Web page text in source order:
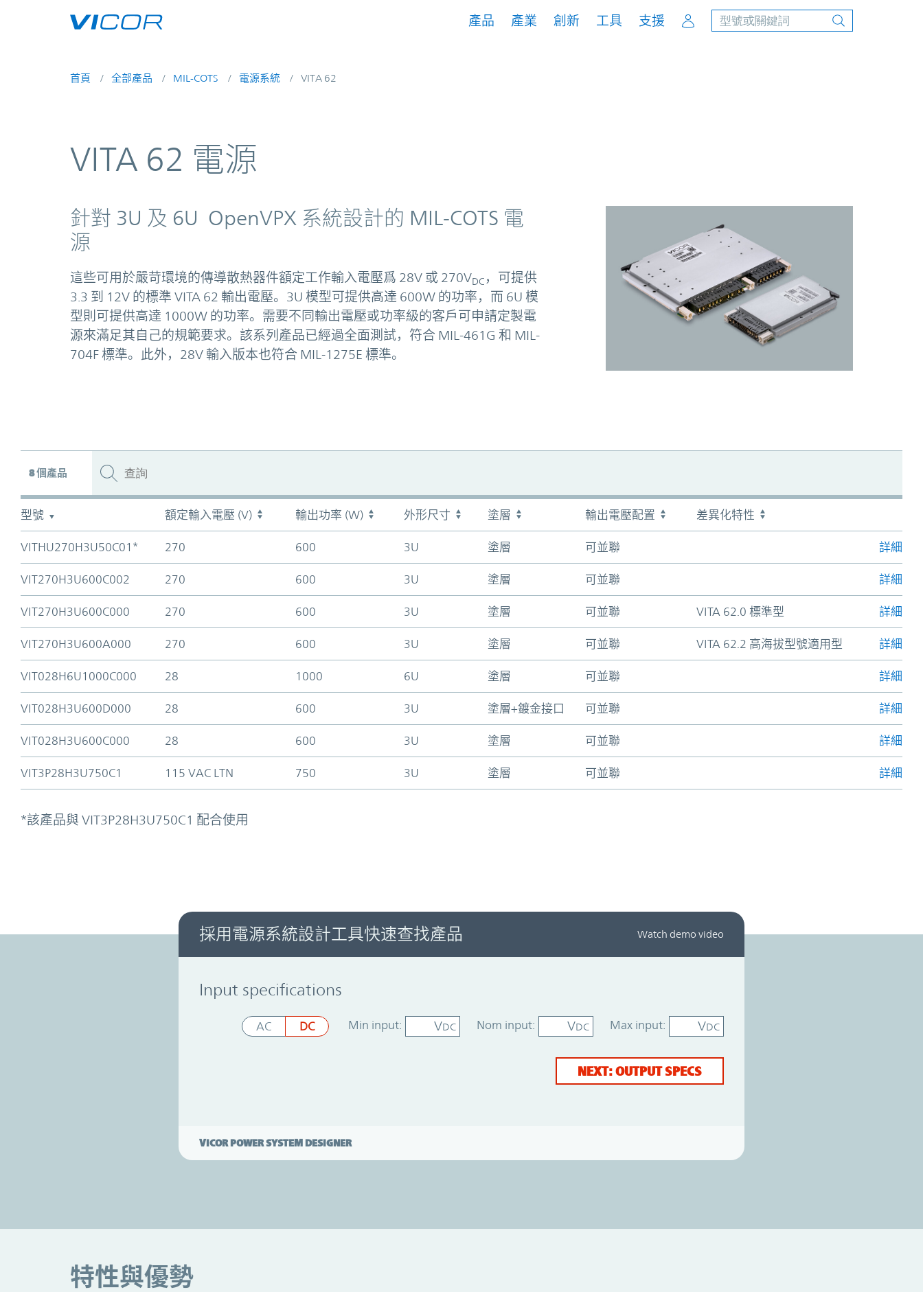
產品 產業 創新 工具 支援 Account
首頁 全部產品 MIL-COTS 電源系統 VITA 62
VITA 62 電源
針對 3U 及 6U OpenVPX 系統設計的 MIL-COTS 電
源
這些可用於嚴苛環境的傳導散熱器件額定工作輸入電壓爲 28V 或 270VDC ，可提供
3.3 到 12V 的標準 VITA 62 輸出電壓。3U 模型可提供高達 600W 的功率，而 6U 模
型則可提供高達 1000W 的功率。需要不同輸出電壓或功率級的客戶可申請定製電
源來滿足其自己的規範要求。該系列產品已經過全面測試，符合 MIL-461G 和 MIL-
704F 標準。此外，28V 輸入版本也符合 MIL-1275E 標準。
8個產品
型號 額定輸入電壓 (V) 輸出功率 (W) 外形尺寸 塗層 輸出電壓配置
差異化特性
加入購
VITHU270H3U50C01*
270 600 3U 塗層 可並聯 詳細
VIT270H3U600C002 270 600 3U 塗層 可並聯 詳細
VIT270H3U600C000 270 600 3U 塗層 可並聯 VITA 62.0 標準型 詳細
VIT270H3U600A000 270 600 3U 塗層 可並聯 VITA 62.2 高海拔型號適用型 詳細
VIT028H6U1000C000 28 1000 6U 塗層 可並聯 詳細
VIT028H3U600D000 28 600 3U 塗層+鍍金接口 可並聯 詳細
VIT028H3U600C000 28 600 3U 塗層 可並聯 詳細
VIT3P28H3U750C1 115 VAC LTN 750 3U 塗層 可並聯 詳細
*該產品與 VIT3P28H3U750C1 配合使用
Power System Designer
採用電源系統設計工具快速查找產品 Watch demo video
Input specifications
AC DC Min input: VDC Nom input: VDC Max input: VDC
NEXT: OUTPUT SPECS
VICOR POWER SYSTEM DESIGNER
特性與優勢特性與優勢